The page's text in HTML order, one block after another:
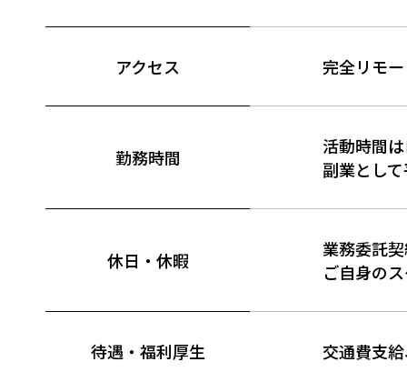
アクセス 完全リモ
勤務時間
活動時間
副業とし
休日・休暇
業務委託
ご自身の
待遇・福利厚生 交通費支